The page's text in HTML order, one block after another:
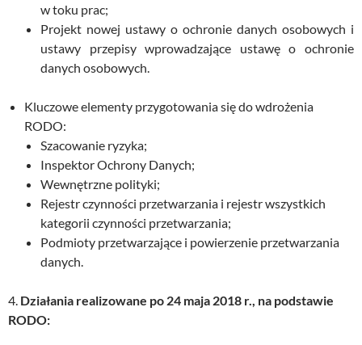
w toku prac;
Projekt nowej ustawy o ochronie danych osobowych i
ustawy przepisy wprowadzające ustawę o ochronie
danych osobowych.
Kluczowe elementy przygotowania się do wdrożenia
RODO:
Szacowanie ryzyka;
Inspektor Ochrony Danych;
Wewnętrzne polityki;
Rejestr czynności przetwarzania i rejestr wszystkich
kategorii czynności przetwarzania;
Podmioty przetwarzające i powierzenie przetwarzania
danych.
4. Działania realizowane po 24 maja 2018 r., na podstawie
RODO: